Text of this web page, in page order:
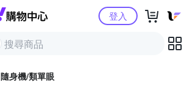
Yahoo購物中心登入
隨身機/類單眼